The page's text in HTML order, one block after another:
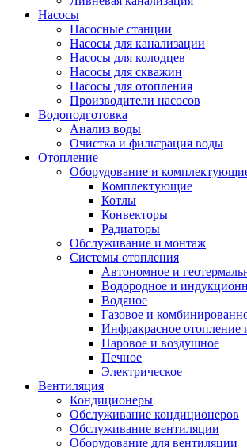
Насосы
Насосные станции
Насосы для канализации
Насосы для колодцев
Насосы для скважин
Насосы для отопления
Производители насосов
Водоподготовка
Анализ воды
Очистка и фильтрация воды
Отопление
Оборудование и
Комплектующие
Котлы
Конвекторы
Радиаторы
Обслуживание и монтаж
Системы отопления
Автономное и
Водородное и
Водяное
Газовое и
Инфракрасное отопление
Паровое и воздушное
Печное
Электрическое
Вентиляция
Кондиционеры
Обслуживание кондиционеров
Обслуживание вентиляции
Оборудование для вентиляции